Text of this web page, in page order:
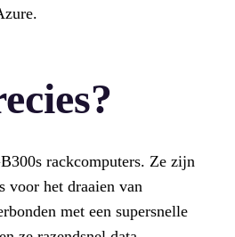
rackcomputers. Ze zijn
voor het draaien van
met een supersnelle